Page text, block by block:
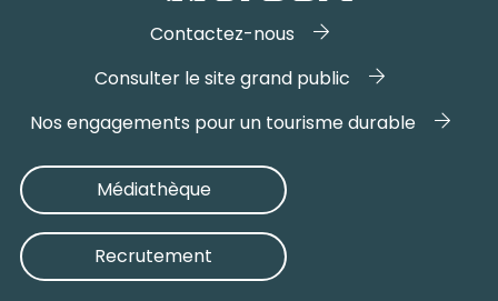
Contactez-nous
Consulter le site grand public
Nos engagements pour un tourisme durable
Médiathèque
Recrutement